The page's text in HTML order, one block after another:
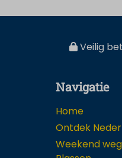
Veilig
Navigatie
Home
Ontdek
Weekend